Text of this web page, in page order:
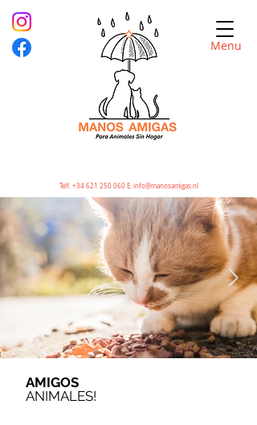
Telf. +34 621 250 060 E. info@manosamigas.nl
Menu
AMIGOS
ANIMALES!